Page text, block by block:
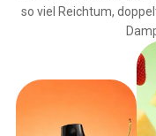
so viel Reichtum,